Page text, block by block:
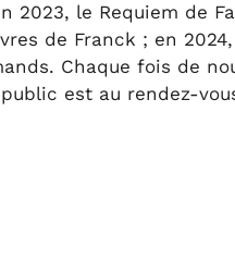
2023, le Requiem de
de Franck ; en
Chaque fois de
est au rendez-